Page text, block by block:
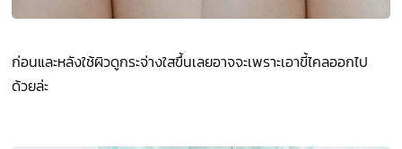
ก่อนและหลังใช้ผิวดูกระจ่างใสขึ้นเลยอาจจะเพราะเอาขี้ไคลออกไป
ด้วยล่ะ